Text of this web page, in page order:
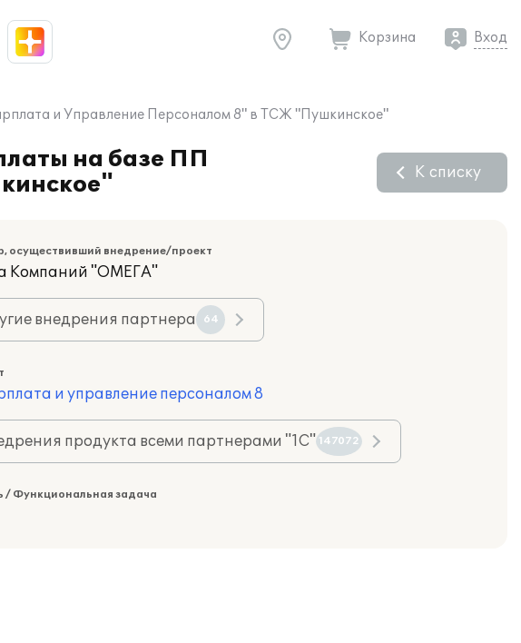
Корзина Вход
и Управление Персоналом 8" в ТСЖ "Пушкинское"
на базе ПП
К списку
осуществивший внедрение/проект
Компаний "ОМЕГА"
внедрения партнера 64
и управление персоналом 8
продукта всеми партнерами "1С" 147072
/ Функциональная задача